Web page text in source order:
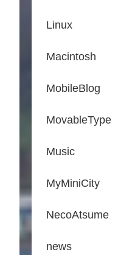
Linux
Macintosh
MobileBlog
MovableType
Music
MyMiniCity
NecoAtsume
news